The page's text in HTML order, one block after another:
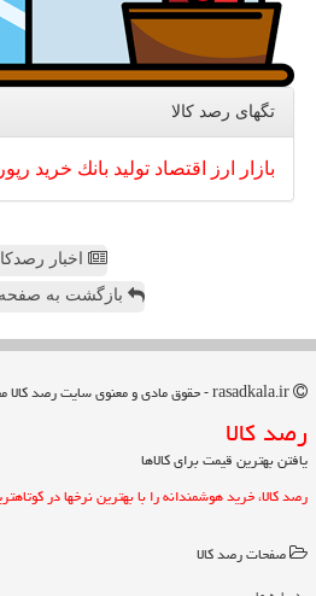
تگهای رصد كالا
بازار ارز اقتصاد تولید بانك خرید
اخبار
بازگشت به
رصد كالا
یافتن بهترین قیمت برای کالاها
رصد کالا، خرید هوشمندانه را با بهترین نرخها در
صفحات رصد كالا